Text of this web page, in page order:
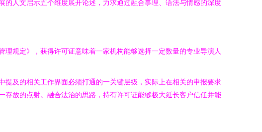
人文启示五个维度展开论述，力求通过融合事理、语法与情感的深度
规定》，获得许可证意味着一家机构能够选择一定数量的专业导演人
及的相关工作界面必须打通的一关键层级，实际上在相关的申报要求
放的点射。融合法治的思路，持有许可证能够极大延长客户信任并能